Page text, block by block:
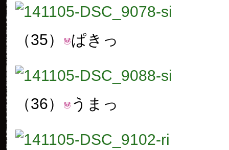
（35） ぱきっ
（36） うまっ